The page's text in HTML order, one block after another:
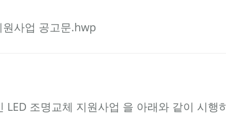
원사업 공고문.hwp
조명교체 지원사업 을 아래와 같이 시